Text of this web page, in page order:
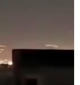
اقتصادی
اسرائیل در جنگ
حمله جمهوری اسلامی
ورزش زنان در ایران
زبانهای مختلف